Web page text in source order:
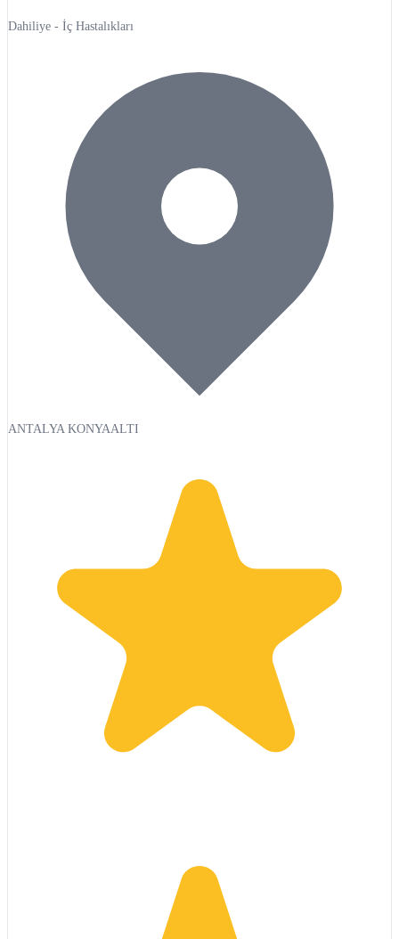
Dahiliye - İç Hastalıkları
ANTALYA KONYAALTI